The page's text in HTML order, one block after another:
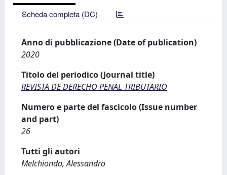
Scheda completa (DC)
Anno di pubblicazione (Date of publication)
2020
Titolo del periodico (Journal title)
REVISTA DE DERECHO PENAL TRIBUTARIO
Numero e parte del fascicolo (Issue number
and part)
26
Tutti gli autori
Melchionda, Alessandro